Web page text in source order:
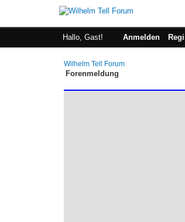
Hallo, Gast! Anmelden
Wilhelm Tell Forum
Forenmeldung